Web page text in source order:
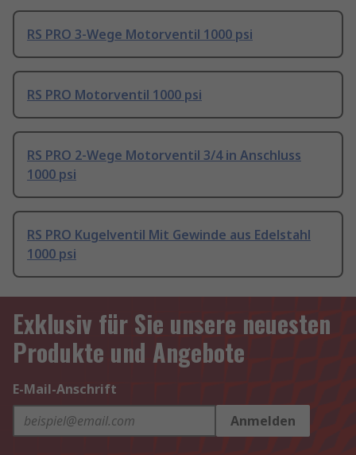
RS PRO 3-Wege Motorventil 1000 psi
RS PRO Motorventil 1000 psi
RS PRO 2-Wege Motorventil 3/4 in Anschluss
1000 psi
RS PRO Kugelventil Mit Gewinde aus Edelstahl
1000 psi
Exklusiv für Sie unsere neuesten
Produkte und Angebote
E-Mail-Anschrift
Anmelden